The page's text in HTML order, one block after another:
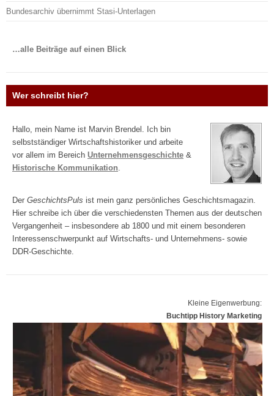
Bundesarchiv übernimmt Stasi-Unterlagen
…alle Beiträge auf einen Blick
Wer schreibt hier?
Hallo, mein Name ist Marvin Brendel. Ich bin
selbstständiger Wirtschaftshistoriker und arbeite
vor allem im Bereich Unternehmensgeschichte &
Historische Kommunikation.
Der GeschichtsPuls ist mein ganz persönliches Geschichtsmagazin.
Hier schreibe ich über die verschiedensten Themen aus der deutschen
Vergangenheit – insbesondere ab 1800 und mit einem besonderen
Interessenschwerpunkt auf Wirtschafts- und Unternehmens- sowie
DDR-Geschichte.
Kleine Eigenwerbung:
Buchtipp History Marketing